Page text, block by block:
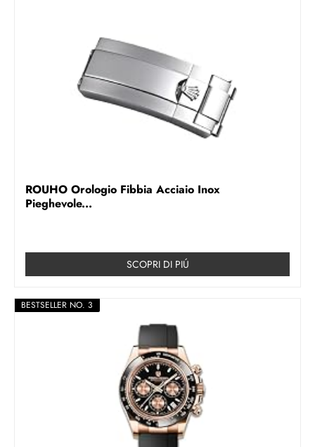
ROUHO Orologio Fibbia Acciaio Inox
Pieghevole...
SCOPRI DI PIÚ
BESTSELLER NO. 3